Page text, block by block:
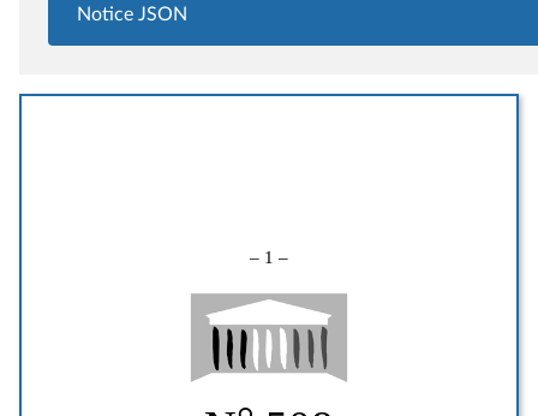
Notice JSON